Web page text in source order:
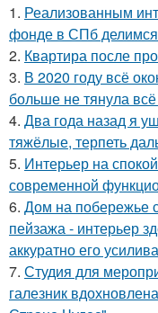
1. Реализованным
фонде в СПб
2. Квартира после
3. В 2020 году всё
больше не тянула
4. Два года назад я
тяжёлые, терпеть
5. Интерьер на
современной
6. Дом на побережье
пейзажа - интерьер
аккуратно его
7. Студия для
галезник